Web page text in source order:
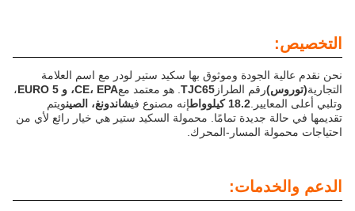
التخصيص:
نحن نقدم عالية الجودة وموثوق بها سكيد ستير لودر مع اسم العلامة
التجارية(توروس)رقم الطرازTJC65. هو معتمد معCE، EPA، و EURO 5
،
وتلبي أعلى المعايير. 18.2 كيلوواط إنه مصنوع فيشاندونغ، الصينويتم
تقديمها في حالة جديدة تمامًا. محمولة السكيد ستير هي خيار رائع لأي من
احتياجات محمولة المسار-المحرك.
الدعم والخدمات: